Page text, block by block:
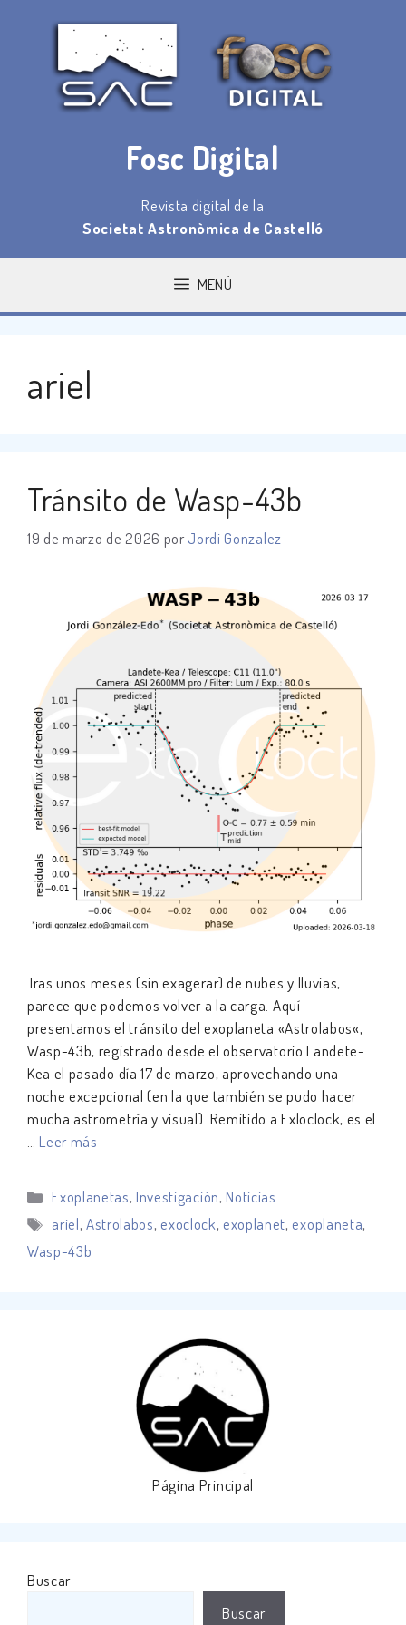
Fosc Digital
Revista digital de la
Societat Astronòmica de Castelló
MENÚ
ariel
Tránsito de Wasp-43b
19 de marzo de 2026 por Jordi Gonzalez
Tras unos meses (sin exagerar) de nubes y lluvias,
parece que podemos volver a la carga. Aquí
presentamos el tránsito del exoplaneta «Astrolabos«,
Wasp-43b, registrado desde el observatorio Landete-
Kea el pasado día 17 de marzo, aprovechando una
noche excepcional (en la que también se pudo hacer
mucha astrometría y visual). Remitido a Exloclock, es el
… Leer más
Categorías
Exoplanetas, Investigación, Noticias
Etiquetas
ariel, Astrolabos, exoclock, exoplanet, exoplaneta,
Wasp-43b
Página Principal
Buscar
Buscar